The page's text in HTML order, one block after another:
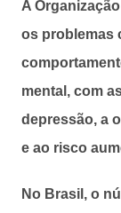
A
os problemas
mental, com
depressão, a
e ao risco
No Brasil, o